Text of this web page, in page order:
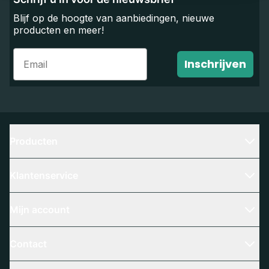
Blijf op de hoogte van aanbiedingen, nieuwe
producten en meer!
Email
Inschrijven